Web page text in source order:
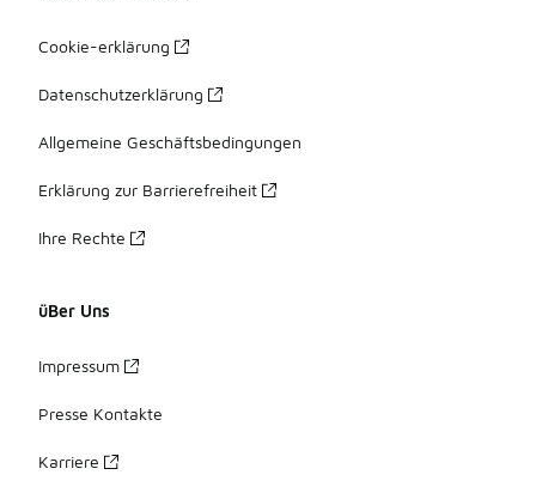
Cookie-erklärung
Datenschutzerklärung
Allgemeine Geschäftsbedingungen
Erklärung zur Barrierefreiheit
Ihre Rechte
üBer Uns
Impressum
Presse Kontakte
Karriere